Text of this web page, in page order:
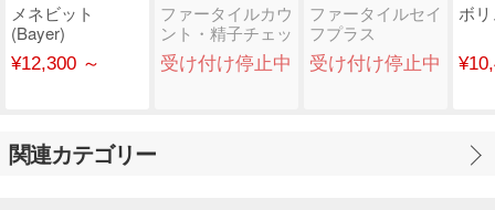
メネビット
(Bayer)
¥12,300 ～
ファータイルカウ
ント・精子チェッ
クキット
(Babystar..
受け付け停止中
ファータイルセイ
フプラス
(Babystart)
受け付け停止中
ボ
関連カテゴリー